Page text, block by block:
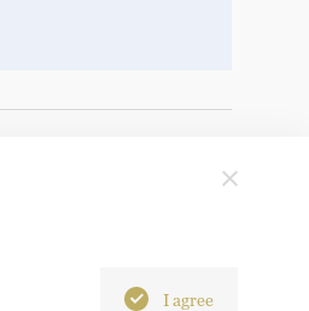
I agree